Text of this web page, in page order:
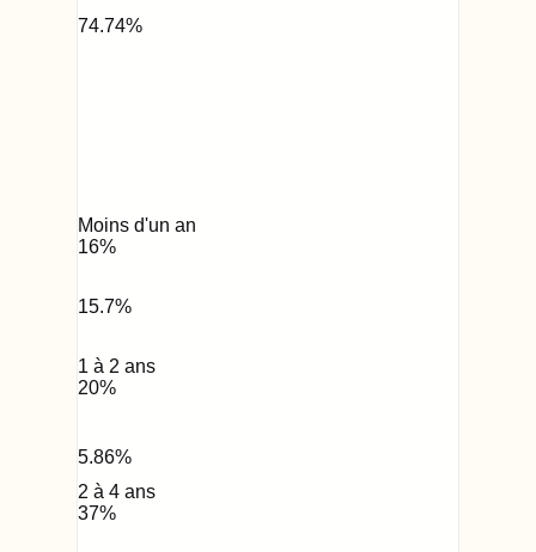
74.74%
Moins d'un an
16%
15.7%
1 à 2 ans
20%
5.86%
2 à 4 ans
37%